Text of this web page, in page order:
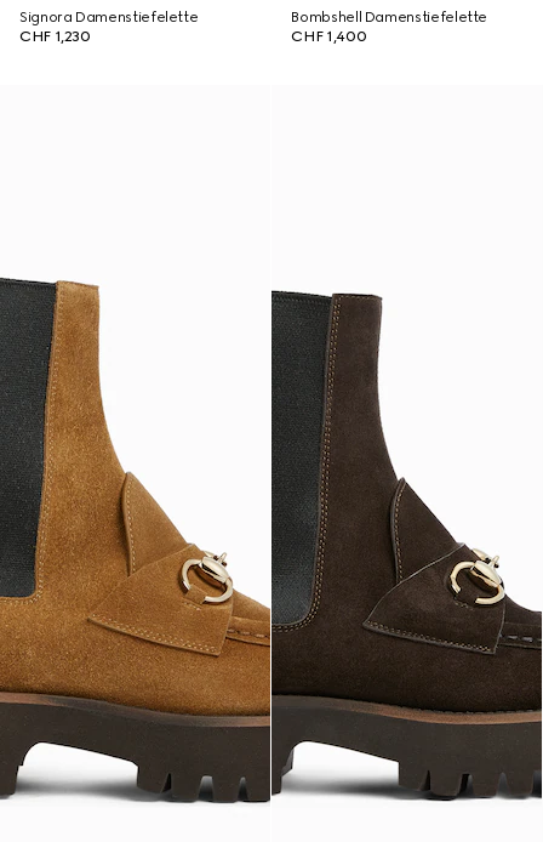
Signora Damenstiefelette
CHF 1,230
Bombshell Damenstiefelette
CHF 1,400